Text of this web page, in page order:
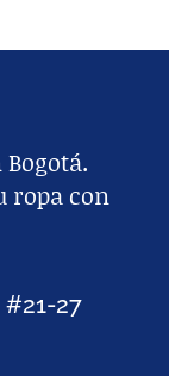
ropa con
#21-27